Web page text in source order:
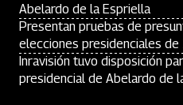
Abelardo de la Espriella
Presentan pruebas de
elecciones presidenciales
Inravisión tuvo disposición
presidencial de Abelardo de